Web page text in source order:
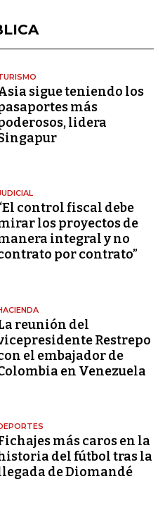
sigue teniendo los
más
lidera
control fiscal debe
los proyectos de
integral y no
por contrato”
reunión del
Restrepo
el embajador de
en Venezuela
más caros en la
del fútbol tras la
de Diomandé